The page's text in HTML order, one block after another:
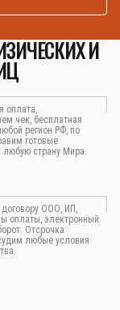
И
оплата,
чек, бесплатная
регион РФ, по
готовые
любую страну Мира.
договору ООО, ИП,
оплаты, электронный
Отсрочка
любые условия